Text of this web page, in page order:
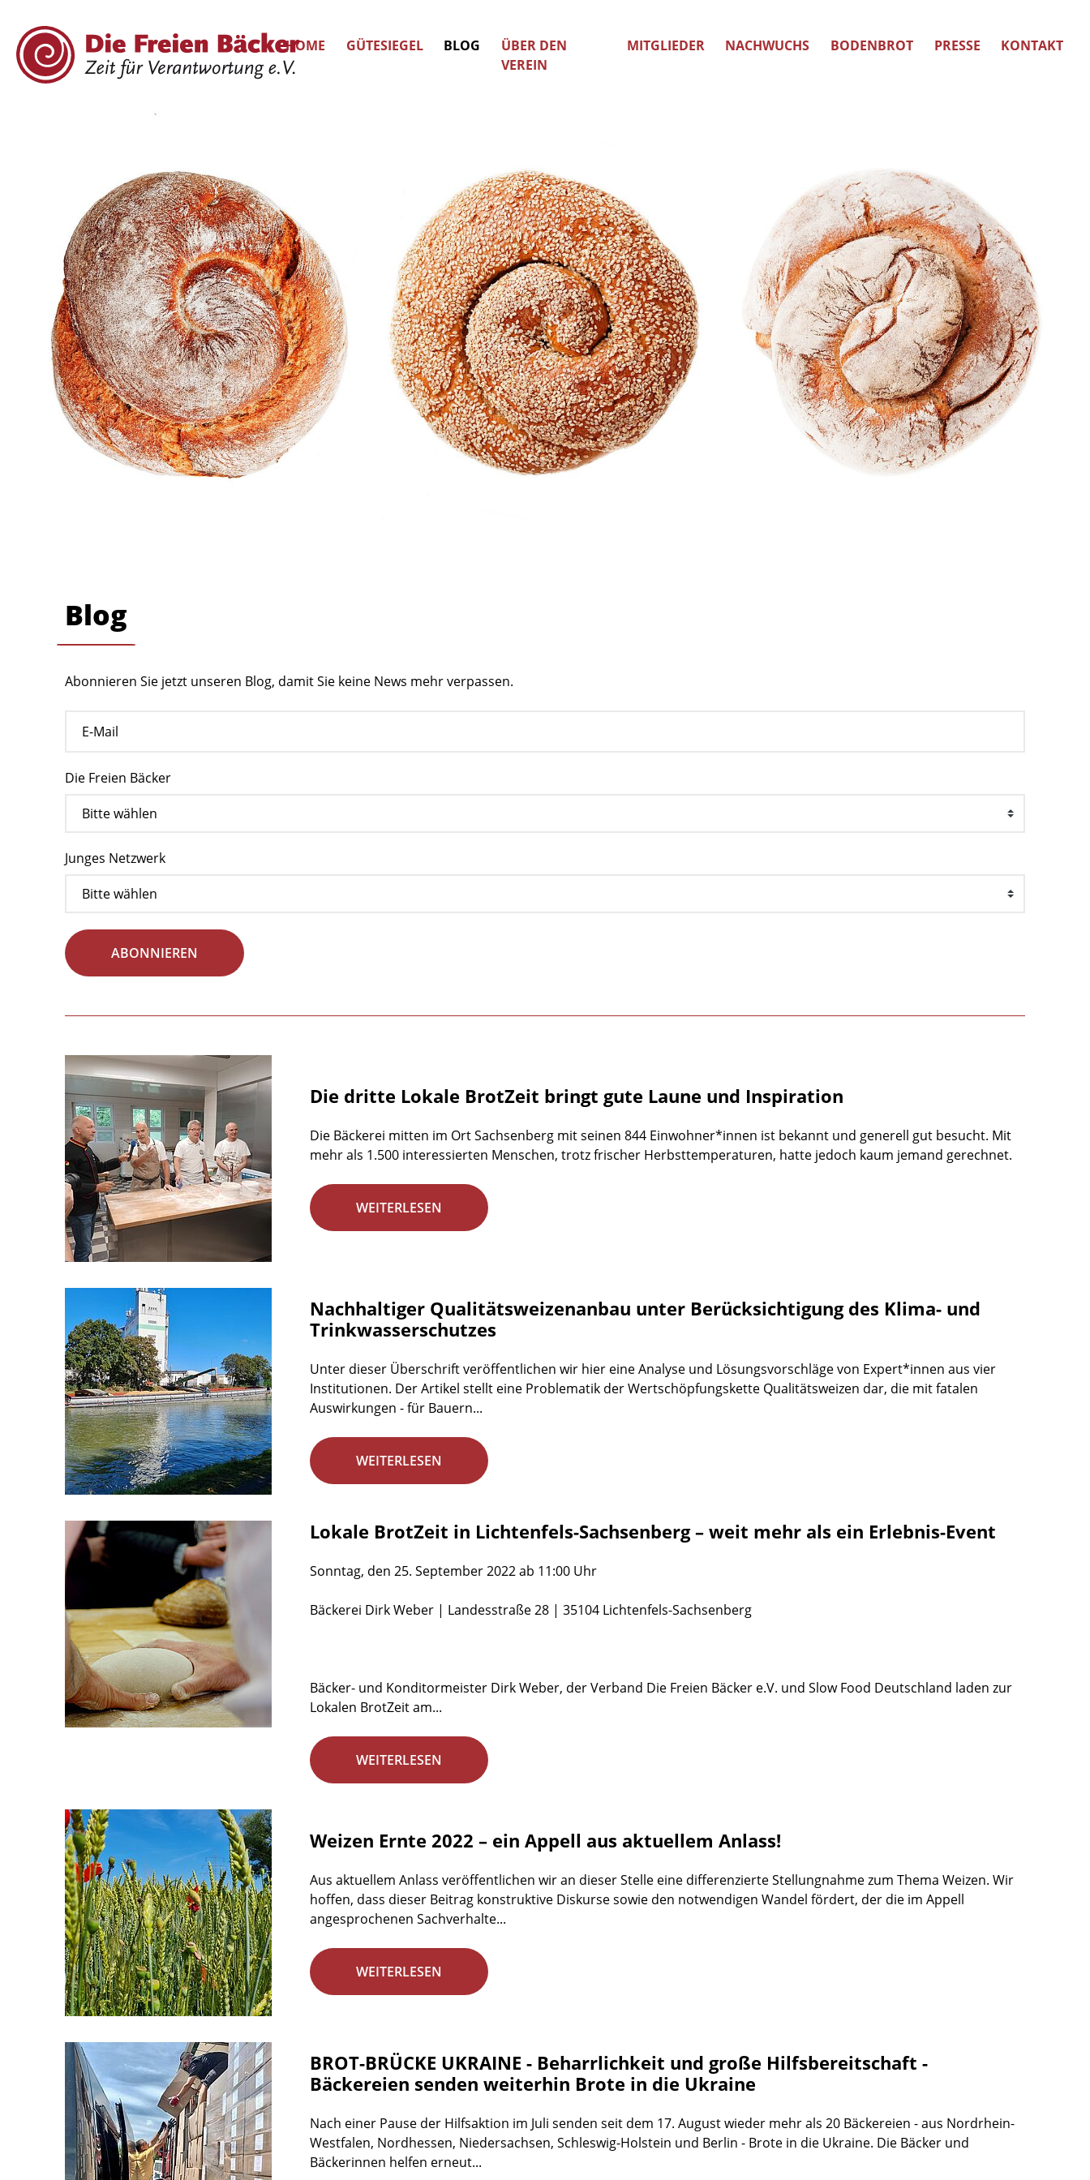
HOME GÜTESIEGEL BLOG
ÜBER DEN
VEREIN
MITGLIEDER NACHWUCHS BODENBROT PRESSE KONTAKT
Blog
Abonnieren Sie jetzt unseren Blog, damit Sie keine News mehr verpassen.
Die Freien Bäcker
Junges Netzwerk
ABONNIEREN
Die dritte Lokale BrotZeit bringt gute Laune und Inspiration
Die Bäckerei mitten im Ort Sachsenberg mit seinen 844 Einwohner*innen ist bekannt und generell gut besucht. Mit
mehr als 1.500 interessierten Menschen, trotz frischer Herbsttemperaturen, hatte jedoch kaum jemand gerechnet.
WEITERLESEN
Nachhaltiger Qualitätsweizenanbau unter Berücksichtigung des Klima- und
Trinkwasserschutzes
Unter dieser Überschrift veröffentlichen wir hier eine Analyse und Lösungsvorschläge von Expert*innen aus vier
Institutionen. Der Artikel stellt eine Problematik der Wertschöpfungskette Qualitätsweizen dar, die mit fatalen
Auswirkungen - für Bauern...
WEITERLESEN
Lokale BrotZeit in Lichtenfels-Sachsenberg – weit mehr als ein Erlebnis-Event
Sonntag, den 25. September 2022 ab 11:00 Uhr
Bäckerei Dirk Weber | Landesstraße 28 | 35104 Lichtenfels-Sachsenberg
Bäcker- und Konditormeister Dirk Weber, der Verband Die Freien Bäcker e.V. und Slow Food Deutschland laden zur
Lokalen BrotZeit am...
WEITERLESEN
Weizen Ernte 2022 – ein Appell aus aktuellem Anlass!
Aus aktuellem Anlass veröffentlichen wir an dieser Stelle eine differenzierte Stellungnahme zum Thema Weizen. Wir
hoffen, dass dieser Beitrag konstruktive Diskurse sowie den notwendigen Wandel fördert, der die im Appell
angesprochenen Sachverhalte...
WEITERLESEN
BROT-BRÜCKE UKRAINE - Beharrlichkeit und große Hilfsbereitschaft -
Bäckereien senden weiterhin Brote in die Ukraine
Nach einer Pause der Hilfsaktion im Juli senden seit dem 17. August wieder mehr als 20 Bäckereien - aus Nordrhein-
Westfalen, Nordhessen, Niedersachsen, Schleswig-Holstein und Berlin - Brote in die Ukraine. Die Bäcker und
Bäckerinnen helfen erneut...